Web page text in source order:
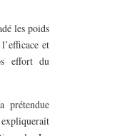
les poids
et
effort du